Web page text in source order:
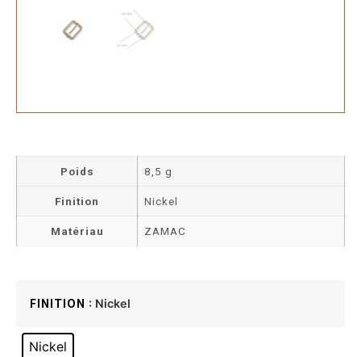
Poids 8,5 g
Finition Nickel
Matériau ZAMAC
FINITION : Nickel
Nickel